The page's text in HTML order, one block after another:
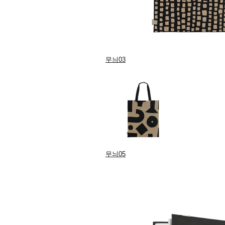
무늬03
무늬05